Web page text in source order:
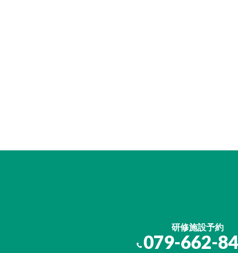
研修施設予約
079-662-